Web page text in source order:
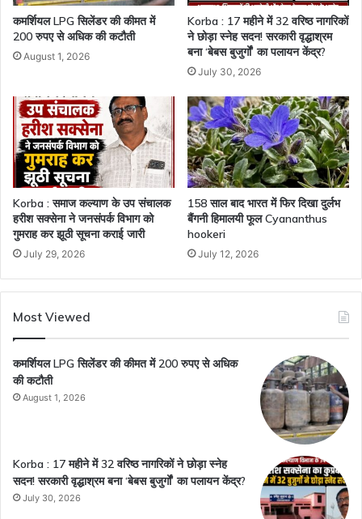
कमर्शियल LPG सिलेंडर की कीमत में
200 रुपए से अधिक की कटौती
August 1, 2026
Korba : 17 महीने में 32 वरिष्ठ नागरिकों
ने छोड़ा स्नेह सदन! सरकारी वृद्धाश्रम
बना ‘बेबस बुजुर्गों’ का पलायन केंद्र?
July 30, 2026
Korba : समाज कल्याण के उप संचालक
हरीश सक्सेना ने जनसंपर्क विभाग को
गुमराह कर झूठी सूचना कराई जारी
July 29, 2026
158 साल बाद भारत में फिर दिखा दुर्लभ
बैंगनी हिमालयी फूल Cyananthus
hookeri
July 12, 2026
Most Viewed
कमर्शियल LPG सिलेंडर की कीमत में 200 रुपए से अधिक
की कटौती
August 1, 2026
Korba : 17 महीने में 32 वरिष्ठ नागरिकों ने छोड़ा स्नेह
सदन! सरकारी वृद्धाश्रम बना ‘बेबस बुजुर्गों’ का पलायन केंद्र?
July 30, 2026